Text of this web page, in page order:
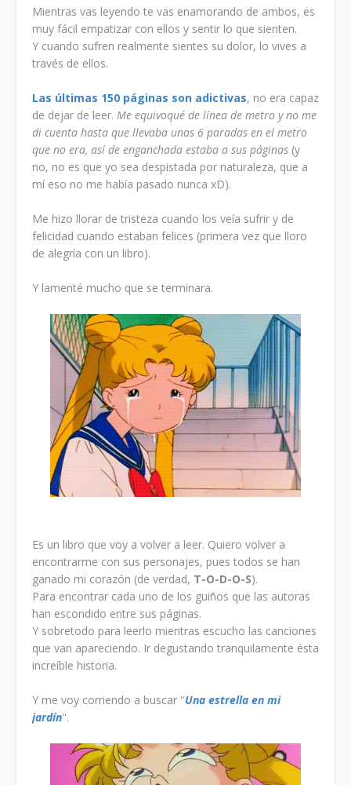
Mientras vas leyendo te vas enamorando de ambos, es
muy fácil empatizar con ellos y sentir lo que sienten.
Y cuando sufren realmente sientes su dolor, lo vives a
través de ellos.
Las últimas 150 páginas son adictivas, no era capaz
de dejar de leer. Me equivoqué de línea de metro y no me
di cuenta hasta que llevaba unas 6 paradas en el metro
que no era, así de enganchada estaba a sus páginas (y
no, no es que yo sea despistada por naturaleza, que a
mí eso no me había pasado nunca xD).
Me hizo llorar de tristeza cuando los veía sufrir y de
felicidad cuando estaban felices (primera vez que lloro
de alegría con un libro).
Y lamenté mucho que se terminara.
Es un libro que voy a volver a leer. Quiero volver a
encontrarme con sus personajes, pues todos se han
ganado mi corazón (de verdad, T-O-D-O-S).
Para encontrar cada uno de los guiños que las autoras
han escondido entre sus páginas.
Y sobretodo para leerlo mientras escucho las canciones
que van apareciendo. Ir degustando tranquilamente ésta
increíble historia.
Y me voy corriendo a buscar ''Una estrella en mi
jardín''.